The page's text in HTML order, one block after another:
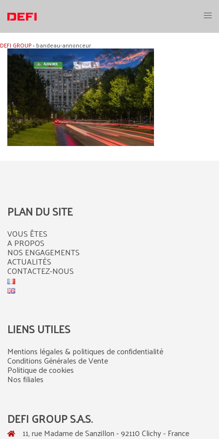
contenu
DEFI GROUP› bandeau-annonceur
PLAN DU SITE
VOUS ÊTES
A PROPOS
NOS ENGAGEMENTS
ACTUALITÉS
CONTACTEZ-NOUS
LIENS UTILES
Mentions légales & politiques de confidentialité
Conditions Générales de Vente
Politique de cookies
Nos filiales
DEFI GROUP S.A.S.
11, rue Madame de Sanzillon - 92110 Clichy - France